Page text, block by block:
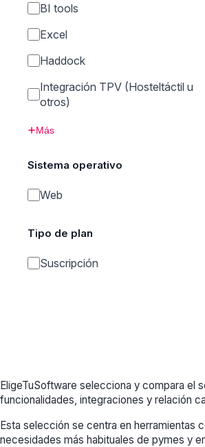
BI tools
Excel
Haddock
Integración TPV (Hosteltáctil u
otros)
Más
Sistema operativo
Web
Tipo de plan
Suscripción
EligeTuSoftware selecciona y compara el
funcionalidades, integraciones y relación
Esta selección se centra en herramientas
necesidades más habituales de pymes y